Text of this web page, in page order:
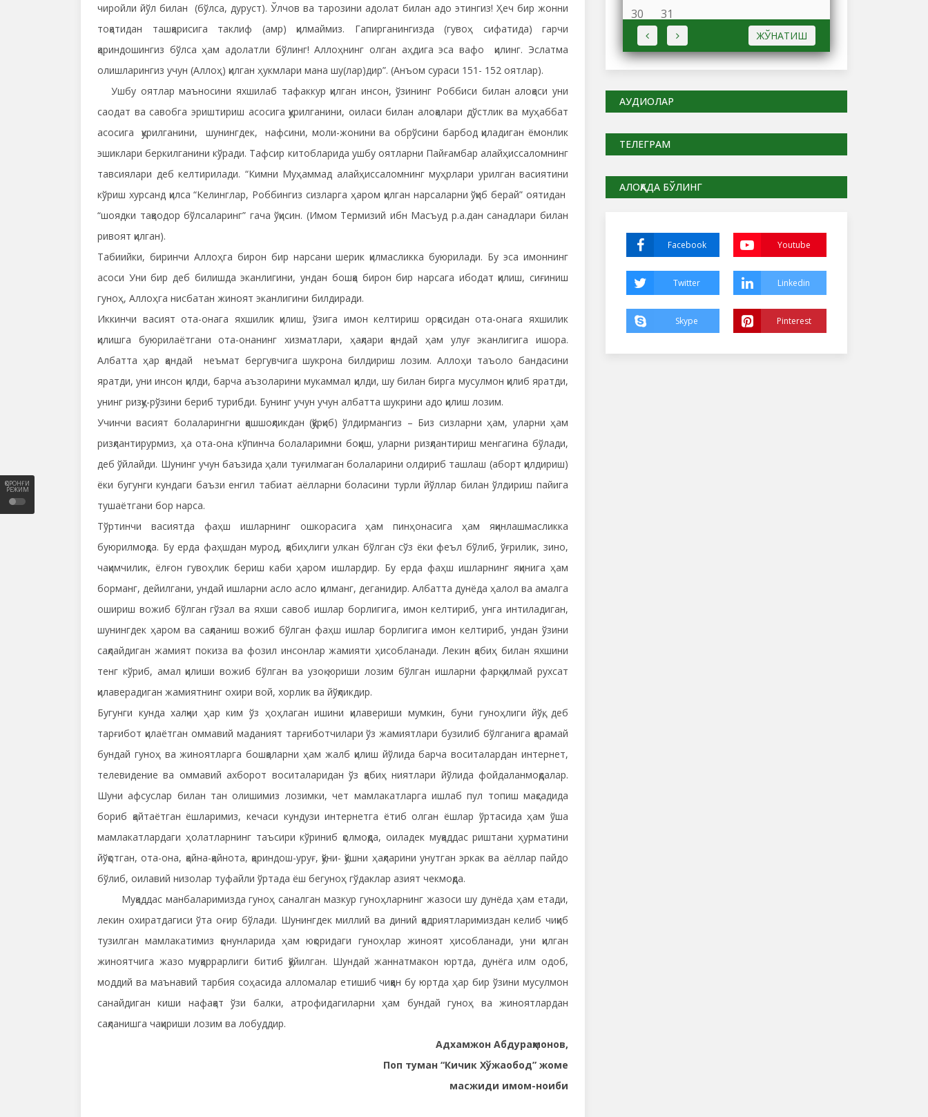
ҚОРОНҒИ
РЕЖИМ
чиройли йўл билан (бўлса, дуруст). Ўлчов ва тарозини адолат билан адо этингиз! Ҳеч бир жонни
тоқатидан ташқарисига таклиф (амр) қилмаймиз. Гапирганингизда (гувоҳ сифатида) гарчи
қариндошингиз бўлса ҳам адолатли бўлинг! Аллоҳнинг олган аҳдига эса вафо қилинг. Эслатма
олишларингиз учун (Аллоҳ) қилган ҳукмлари мана шу(лар)дир”. (Анъом сураси 151- 152 оятлар).
Ушбу оятлар маъносини яхшилаб тафаккур қилган инсон, ўзининг Роббиси билан алоқаси уни
саодат ва савобга эриштириш асосига қурилганини, оиласи билан алоқалари дўстлик ва муҳаббат
асосига қурилганини, шунингдек, нафсини, моли-жонини ва обрўсини барбод қиладиган ёмонлик
эшиклари беркилганини кўради. Тафсир китобларида ушбу оятларни Пайғамбар алайҳиссаломнинг
тавсиялари деб келтирилади. “Кимни Муҳаммад алайҳиссаломнинг муҳрлари урилган васиятини
кўриш хурсанд қилса “Келинглар, Роббингиз сизларга ҳаром қилган нарсаларни ўқиб берай” оятидан
“шоядки тақводор бўлсаларинг” гача ўқисин. (Имом Термизий ибн Масъуд р.а.дан санадлари билан
ривоят қилган).
Табиийки, биринчи Аллоҳга бирон бир нарсани шерик қилмасликка буюрилади. Бу эса имоннинг
асоси Уни бир деб билишда эканлигини, ундан бошқа бирон бир нарсага ибодат қилиш, сиғиниш
гуноҳ, Аллоҳга нисбатан жиноят эканлигини билдиради.
Иккинчи васият ота-онага яхшилик қилиш, ўзига имон келтириш орқасидан ота-онага яхшилик
қилишга буюрилаётгани ота-онанинг хизматлари, ҳақлари қандай ҳам улуғ эканлигига ишора.
Албатта ҳар қандай неъмат бергувчига шукрона билдириш лозим. Аллоҳи таъоло бандасини
яратди, уни инсон қилди, барча аъзоларини мукаммал қилди, шу билан бирга мусулмон қилиб яратди,
унинг ризқу-рўзини бериб турибди. Бунинг учун учун албатта шукрини адо қилиш лозим.
Учинчи васият болаларингни қашшоқликдан (қўрқиб) ўлдирмангиз – Биз сизларни ҳам, уларни ҳам
ризқлантирурмиз, ҳа ота-она кўпинча болаларимни боқиш, уларни ризқлантириш менгагина бўлади,
деб ўйлайди. Шунинг учун баъзида ҳали туғилмаган болаларини олдириб ташлаш (аборт қилдириш)
ёки бугунги кундаги баъзи енгил табиат аёлларни боласини турли йўллар билан ўлдириш пайига
тушаётгани бор нарса.
Тўртинчи васиятда фаҳш ишларнинг ошкорасига ҳам пинҳонасига ҳам яқинлашмасликка
буюрилмоқда. Бу ерда фаҳшдан мурод, қабиҳлиги улкан бўлган сўз ёки феъл бўлиб, ўғрилик, зино,
чақимчилик, ёлғон гувоҳлик бериш каби ҳаром ишлардир. Бу ерда фаҳш ишларнинг яқинига ҳам
борманг, дейилгани, ундай ишларни асло асло қилманг, деганидир. Албатта дунёда ҳалол ва амалга
ошириш вожиб бўлган гўзал ва яхши савоб ишлар борлигига, имон келтириб, унга интиладиган,
шунингдек ҳаром ва сақланиш вожиб бўлган фаҳш ишлар борлигига имон келтириб, ундан ўзини
сақлайдиган жамият покиза ва фозил инсонлар жамияти ҳисобланади. Лекин қабиҳ билан яхшини
тенг кўриб, амал қилиши вожиб бўлган ва узоқ юриши лозим бўлган ишларни фарқ қилмай рухсат
қилаверадиган жамиятнинг охири вой, хорлик ва йўқликдир.
Бугунги кунда халқни ҳар ким ўз ҳоҳлаган ишини қилавериши мумкин, буни гуноҳлиги йўқ, деб
тарғибот қилаётган оммавий маданият тарғиботчилари ўз жамиятлари бузилиб бўлганига қарамай
бундай гуноҳ ва жиноятларга бошқаларни ҳам жалб қилиш йўлида барча воситалардан интернет,
телевидение ва оммавий ахборот воситаларидан ўз қабиҳ ниятлари йўлида фойдаланмоқдалар.
Шуни афсуслар билан тан олишимиз лозимки, чет мамлакатларга ишлаб пул топиш мақсадида
бориб қайтаётган ёшларимиз, кечаси кундузи интернетга ётиб олган ёшлар ўртасида ҳам ўша
мамлакатлардаги ҳолатларнинг таъсири кўриниб қолмоқда, оиладек муқаддас риштани ҳурматини
йўқотган, ота-она, қайна-қайнота, қариндош-уруғ, қўни- қўшни ҳақларини унутган эркак ва аёллар пайдо
бўлиб, оилавий низолар туфайли ўртада ёш бегуноҳ гўдаклар азият чекмоқда.
Муқаддас манбаларимизда гуноҳ саналган мазкур гуноҳларнинг жазоси шу дунёда ҳам етади,
лекин охиратдагиси ўта оғир бўлади. Шунингдек миллий ва диний қадриятларимиздан келиб чиқиб
тузилган мамлакатимиз қонунларида ҳам юқоридаги гуноҳлар жиноят ҳисобланади, уни қилган
жиноятчига жазо муқаррарлиги битиб қўйилган. Шундай жаннатмакон юртда, дунёга илм одоб,
моддий ва маънавий тарбия соҳасида алломалар етишиб чиққан бу юртда ҳар бир ўзини мусулмон
санайдиган киши нафақат ўзи балки, атрофидагиларни ҳам бундай гуноҳ ва жиноятлардан
сақланишга чақириши лозим ва лобуддир.
Адхамжон Абдураҳмонов,
Поп туман “Кичик Хўжаобод” жоме
масжиди имом-ноиби
30
31
ЖЎНАТИШ
АУДИОЛАР
ТЕЛЕГРАМ
АЛОҚАДА БЎЛИНГ
Facebook Youtube
Twitter Linkedin
Skype Pinterest